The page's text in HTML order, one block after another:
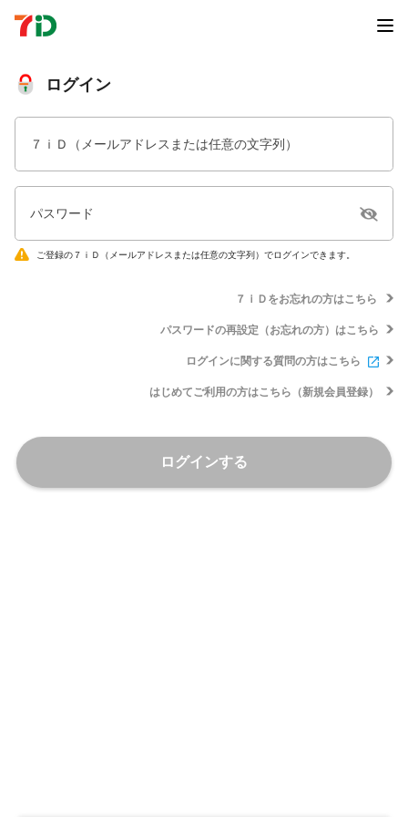
ログイン
７ｉＤ（メールアドレスまたは任意の文字列）
パスワード
ご登録の７ｉＤ（メールアドレスまたは任意の文字列）でログインできます。
７ｉＤをお忘れの方はこちら
パスワードの再設定（お忘れの方）はこちら
ログインに関する質問の方はこちら
はじめてご利用の方はこちら（新規会員登録）
ログインする